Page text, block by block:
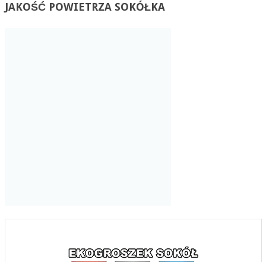
JAKOŚĆPOWIETRZA SOKÓŁKA